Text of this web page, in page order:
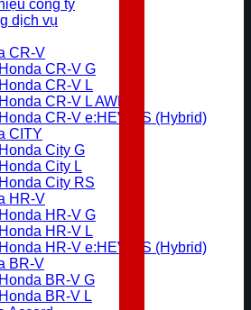
công ty
dịch vụ
CR-V
Honda CR-V G
Honda CR-V L
Honda CR-V L AWD
Honda CR-V e:HEV RS (Hybrid)
CITY
Honda City G
Honda City L
Honda City RS
HR-V
Honda HR-V G
Honda HR-V L
Honda HR-V e:HEV RS (Hybrid)
BR-V
Honda BR-V G
Honda BR-V L